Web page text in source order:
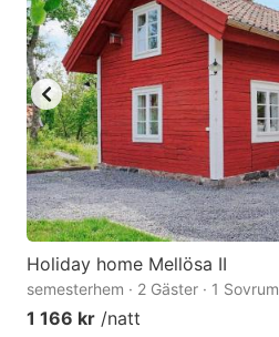
Holiday home Mellösa II
semesterhem · 2 Gäster · 1 Sovrum
1 166 kr /natt